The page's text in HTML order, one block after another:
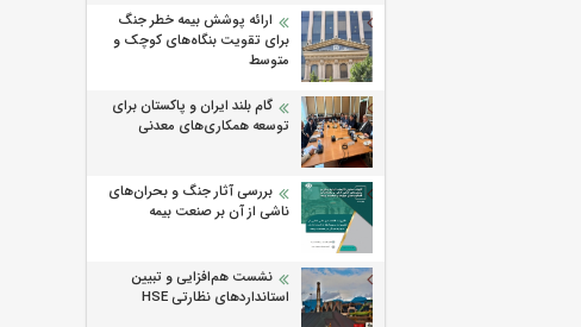
ارائه پوشش بیمه خطر جنگ
برای تقویت بنگاه‌های کوچک و
متوسط
گام بلند ایران و پاکستان برای
توسعه همکاری‌های معدنی
بررسی آثار جنگ و بحران‌های
ناشی از آن بر صنعت بیمه
نشست هم‌افزایی و تبیین
استانداردهای نظارتی HSE